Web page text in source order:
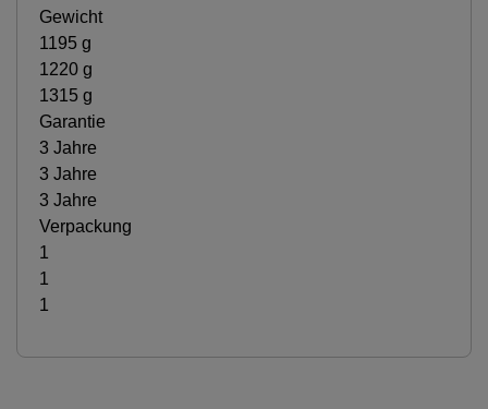
Gewicht
1195 g
1220 g
1315 g
Garantie
3 Jahre
3 Jahre
3 Jahre
Verpackung
1
1
1